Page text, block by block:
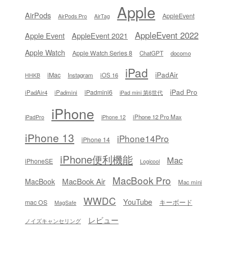
AirPods AirPods Pro AirTag Apple AppleEvent
Apple Event AppleEvent 2021 AppleEvent 2022
Apple Watch Apple Watch Series 8 ChatGPT docomo
HHKB iMac Instagram iOS 16 iPad iPadAir
iPadAir4 iPadmini iPadmini6 iPad mini 第6世代 iPad Pro
iPadPro iPhone iPhone 12 iPhone 12 Pro Max
iPhone 13 iPhone 14 iPhone14Pro
iPhoneSE iPhone便利機能 Logicool Mac
MacBook MacBook Air MacBook Pro Mac mini
mac OS MagSafe WWDC YouTube キーボード
ノイズキャンセリング レビュー